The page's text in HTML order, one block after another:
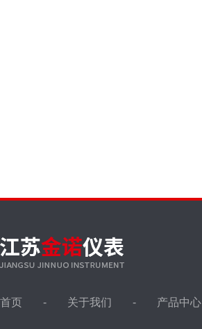
首页 关于我们 产品中心